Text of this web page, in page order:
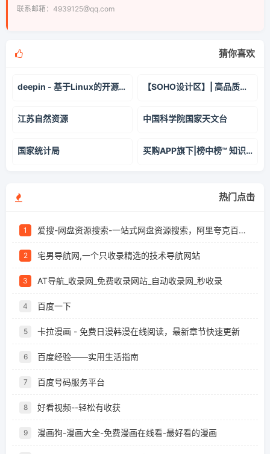
联系邮箱：4939125@qq.com
猜你喜欢
deepin - 基于Linux的开源国产操作系统 【SOHO设计区】| 高品质室内空间设计网站及设计服务平台 | 只为更懂生活
江苏自然资源 中国科学院国家天文台
国家统计局 买购APP旗下|榜中榜™ 知识榜 品牌榜 十大排行榜门户!
热门点击
1 爱搜-网盘资源搜索-一站式网盘资源搜索，阿里夸克百度迅雷UC全聚合
2 宅男导航网,一个只收录精选的技术导航网站
3 AT导航_收录网_免费收录网站_自动收录网_秒收录
4 百度一下
5 卡拉漫画 - 免费日漫韩漫在线阅读，最新章节快速更新
6 百度经验——实用生活指南
7 百度号码服务平台
8 好看视频--轻松有收获
9 漫画狗-漫画大全-免费漫画在线看-最好看的漫画